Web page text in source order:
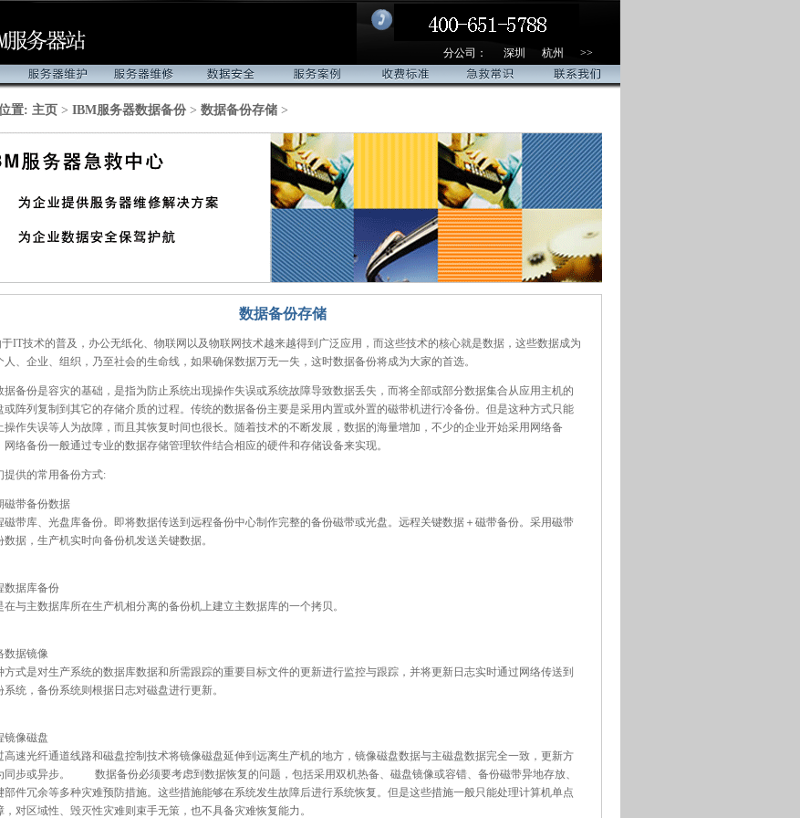
分公司： 深圳 杭州 >>
置: 主页 > IBM服务器数据备份> 数据备份存储 >
数据备份存储
IT技术的普及，办公无纸化、物联网以及物联网技术越来越得到广泛应用，而这些技术的核心就是数据，这些数据成为
人、企业、组织，乃至社会的生命线，如果确保数据万无一失，这时数据备份将成为大家的首选。
备份是容灾的基础，是指为防止系统出现操作失误或系统故障导致数据丢失，而将全部或部分数据集合从应用主机的
或阵列复制到其它的存储介质的过程。传统的数据备份主要是采用内置或外置的磁带机进行冷备份。但是这种方式只能
操作失误等人为故障，而且其恢复时间也很长。随着技术的不断发展，数据的海量增加，不少的企业开始采用网络备
网络备份一般通过专业的数据存储管理软件结合相应的硬件和存储设备来实现。
提供的常用备份方式:
磁带备份数据
磁带库、光盘库备份。即将数据传送到远程备份中心制作完整的备份磁带或光盘。远程关键数据＋磁带备份。采用磁带
数据，生产机实时向备份机发送关键数据。
数据库备份
在与主数据库所在生产机相分离的备份机上建立主数据库的一个拷贝。
数据镜像
方式是对生产系统的数据库数据和所需跟踪的重要目标文件的更新进行监控与跟踪，并将更新日志实时通过网络传送到
系统，备份系统则根据日志对磁盘进行更新。
镜像磁盘
高速光纤通道线路和磁盘控制技术将镜像磁盘延伸到远离生产机的地方，镜像磁盘数据与主磁盘数据完全一致，更新方
同步或异步。 数据备份必须要考虑到数据恢复的问题，包括采用双机热备、磁盘镜像或容错、备份磁带异地存放、
部件冗余等多种灾难预防措施。这些措施能够在系统发生故障后进行系统恢复。但是这些措施一般只能处理计算机单点
，对区域性、毁灭性灾难则束手无策，也不具备灾难恢复能力。